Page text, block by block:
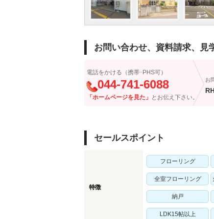
お問い合わせ、資料請求、見
電話をかける（携帯･PHS可）
044-741-6088
「ホームページを見た」 とお伝え下さい。
お
セールスポイント
特徴
フローリング
全室フローリング
納戸
LDK15帖以上